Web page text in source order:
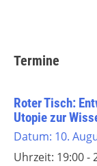
Termine
Roter Tisch:
Utopie zur
Datum: 10.
Uhrzeit: 19:00 -